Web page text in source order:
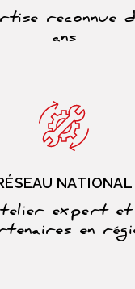
reconnue
ans
NATIONAL
expert et
en